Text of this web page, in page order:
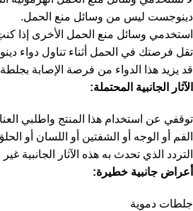
دينوجست ليس من وسائل منع الحمل.
استخدمي وسائل منع الحمل الأخرى إذا
تقل فرصتك في الحمل أثناء تناول دواء
قد يزيد هذا الدواء من فرصة الإصابة
الآثار الجانبية المحتملة:
توقفي عن استخدام هذا المنتج واطلبي
الفم أو الوجه أو الشفتين أو اللسان أو
التردد الذي تحدث به هذه الآثار الجانبية
أعراض جانبية خطيرة:
جلطات دموية